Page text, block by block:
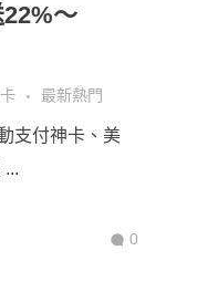
～
最新熱門
支付神卡、美
...
0